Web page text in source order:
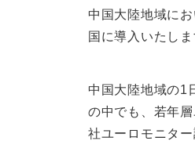
中国大陸地域に
国に導入いたしま
中国大陸地域の1
の中でも、若年
社ユーロモニタ